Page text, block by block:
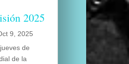
2025
9, 2025
de
de la